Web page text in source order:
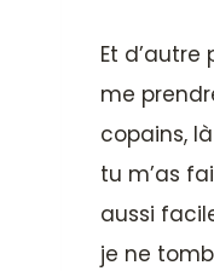
Et
me
copains,
tu m’as
aussi
je ne